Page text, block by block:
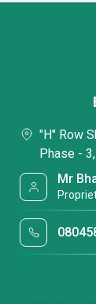
"H" Row
Phase -
Mr